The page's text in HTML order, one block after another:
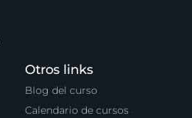
Otros links
Blog del curso
Calendario de cursos